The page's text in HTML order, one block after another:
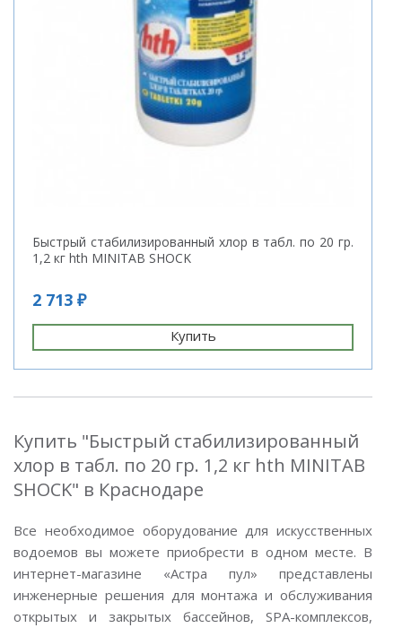
Быстрый стабилизированный хлор в табл. по 20 гр.
1,2 кг hth MINITAB SHOCK
2 713 ₽
Купить
Купить "Быстрый стабилизированный
хлор в табл. по 20 гр. 1,2 кг hth MINITAB
SHOCK" в Краснодаре
Все необходимое оборудование для искусственных
водоемов вы можете приобрести в одном месте. В
интернет-магазине «Астра пул» представлены
инженерные решения для монтажа и обслуживания
открытых и закрытых бассейнов, SPA-комплексов,